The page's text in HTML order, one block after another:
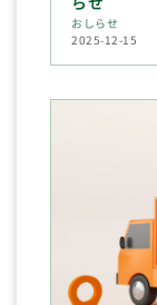
おしらせ
2025-12-15